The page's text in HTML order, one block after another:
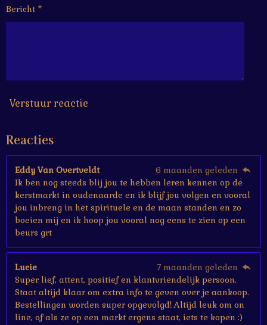
6
s
r
r
Bericht *
Verstuur reactie
Reacties
Eddy Van Overtveldt
6 maanden geleden
Ik ben nog steeds blij jou te hebben leren kennen op de
kerstmarkt in oudenaarde en ik blijf jou volgen en vooral
jou inbreng in het spirituele en de maan standen en zo
boeien mij en ik hoop jou vooral nog eens te zien op een
beurs grt
Lucie
7 maanden geleden
Super lief, attent, positief en klantvriendelijk persoon.
Staat altijd klaar om extra info te geven over je aankoop.
Bestellingen worden super opgevolgd! Altijd leuk om on
line, of als ze op een markt ergens staat, iets te kopen :)